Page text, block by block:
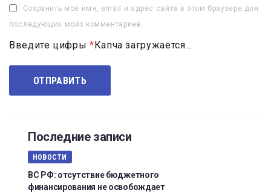
Сохранить моё имя, email и адрес сайта в этом браузере для
последующих моих комментариев.
Введите цифры *Капча загружается...
Последние записи
НОВОСТИ
ВС РФ: отсутствие бюджетного
финансирования не освобождает